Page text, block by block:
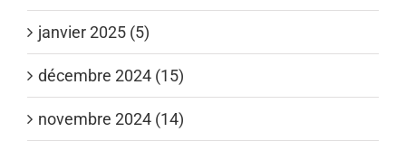
janvier 2025 (5)
décembre 2024 (15)
novembre 2024 (14)